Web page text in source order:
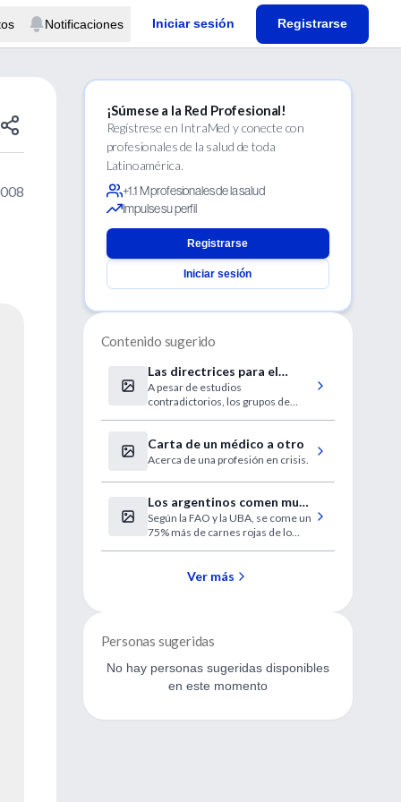
Notificaciones Iniciar sesión Registrarse
¡Súmese a la Red Profesional!
Regístrese en IntraMed y conecte con
profesionales de la salud de toda
Latinoamérica.
+1.1 M profesionales de la salud
Impulse su perfil
Registrarse
Iniciar sesión
Contenido sugerido
Las directrices para el
control de la glucemia
siguen siendo efectivas
A pesar de estudios
contradictorios, los grupos de
mejor opción.
Carta de un médico a otro
Acerca de una profesión en crisis.
Los argentinos comen muy
mal
Según la FAO y la UBA, se come un
75% más de carnes rojas de lo
Ver más
Personas sugeridas
No hay personas sugeridas disponibles
en este momento